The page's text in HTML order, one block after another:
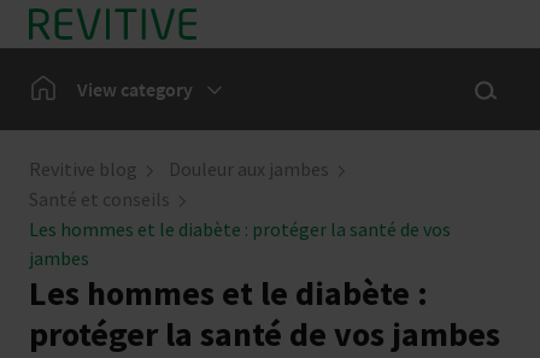
En Bref
HomeView category
Notre communauté
Actualités
Show
Revitive blog
Douleur aux jambes
Santé et conseils
Les hommes et le diabète : protéger la santé de vos
jambes
Les hommes et le diabète :
protéger la santé de vos jambes